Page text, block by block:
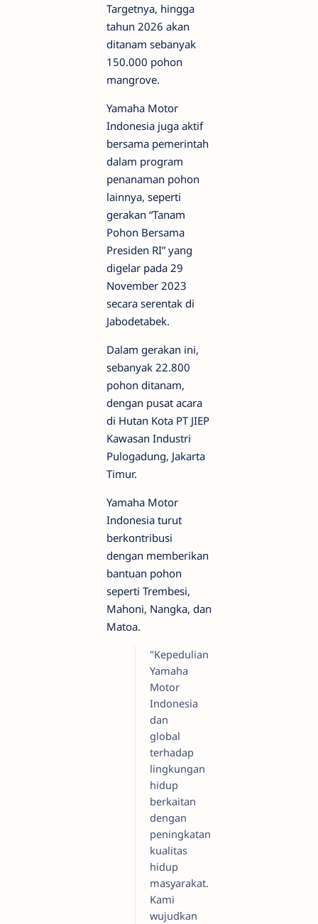
Targetnya, hingga
tahun 2026 akan
ditanam sebanyak
150.000 pohon
mangrove.
Yamaha Motor
Indonesia juga aktif
bersama pemerintah
dalam program
penanaman pohon
lainnya, seperti
gerakan “Tanam
Pohon Bersama
Presiden RI” yang
digelar pada 29
November 2023
secara serentak di
Jabodetabek.
Dalam gerakan ini,
sebanyak 22.800
pohon ditanam,
dengan pusat acara
di Hutan Kota PT JIEP
Kawasan Industri
Pulogadung, Jakarta
Timur.
Yamaha Motor
Indonesia turut
berkontribusi
dengan memberikan
bantuan pohon
seperti Trembesi,
Mahoni, Nangka, dan
Matoa.
"Kepedulian
Yamaha
Motor
Indonesia
dan
global
terhadap
lingkungan
hidup
berkaitan
dengan
peningkatan
kualitas
hidup
masyarakat.
Kami
wujudkan